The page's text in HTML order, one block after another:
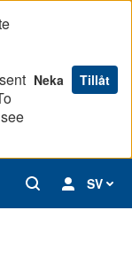
Neka Tillåt
SV